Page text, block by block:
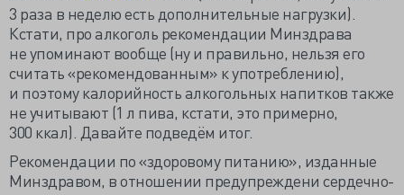
3 раза в неделю есть дополнительные нагрузки).
Кстати, про алкоголь рекомендации Минздрава
не упоминают вообще (ну и правильно, нельзя его
считать «рекомендованным» к употреблению),
и поэтому калорийность алкогольных напитков также
не учитывают (1 л пива, кстати, это примерно,
300 ккал). Давайте подведём итог.
Рекомендации по «здоровому питанию», изданные
Минздравом, в отношении предупреждени сердечно-